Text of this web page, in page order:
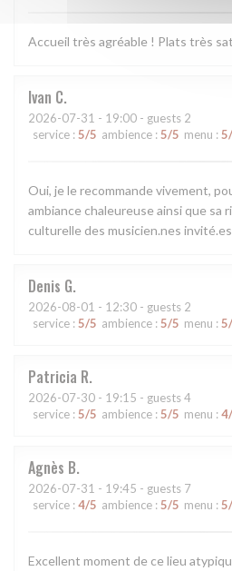
Accueil très agréable ! Plats très
Ivan C
2026-07-31 - 19:00 - guests 2
service : 5/5 ambience : 5/5 menu : 5
Oui, je le recommande vivement,
ambiance chaleureuse ainsi que sa
culturelle des musicien.nes
Denis G
2026-08-01 - 12:30 - guests 2
service : 5/5 ambience : 5/5 menu : 5
Patricia R
2026-07-30 - 19:15 - guests 4
service : 5/5 ambience : 5/5 menu : 4
Agnès B
2026-07-31 - 19:45 - guests 7
service : 4/5 ambience : 5/5 menu : 5
Excellent moment de ce lieu